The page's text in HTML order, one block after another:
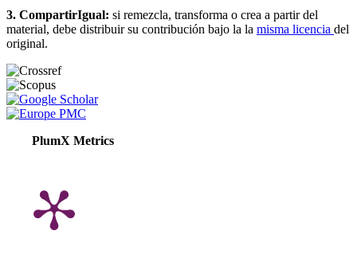
3. CompartirIgual: si remezcla, transforma o crea a partir del
material, debe distribuir su contribución bajo la la misma licencia del
original.
PlumX Metrics